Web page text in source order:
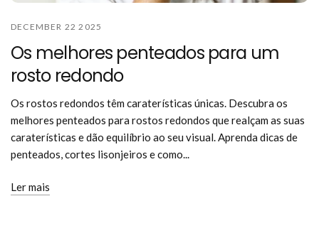
DECEMBER 22 2025
Os melhores penteados para um
rosto redondo
Os rostos redondos têm caraterísticas únicas. Descubra os
melhores penteados para rostos redondos que realçam as suas
caraterísticas e dão equilíbrio ao seu visual. Aprenda dicas de
penteados, cortes lisonjeiros e como...
Ler mais